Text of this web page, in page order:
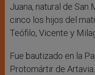
Juana, natural de San
cinco los hijos del
Teófilo, Vicente y
Fue bautizado en la
Protomártir de